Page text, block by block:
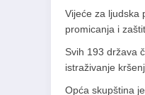
Vijeće za ljudska
promicanja i
Svih 193 država
istraživanje
Opća skupština